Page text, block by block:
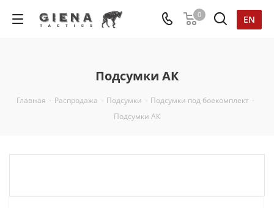
EN
0
Подсумки АК
Главная - Распродажа - Подсумки - Подсумки под боекомплект -
Подсумки АК